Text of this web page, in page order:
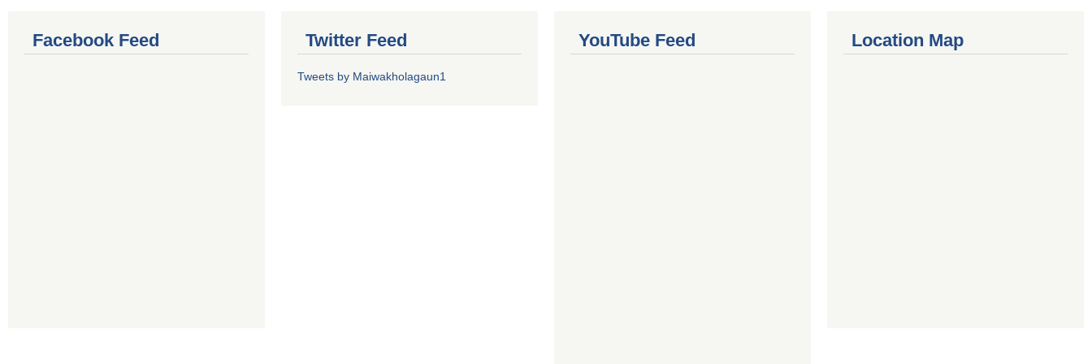
Facebook Feed Twitter Feed
Tweets by Maiwakholagaun1
YouTube Feed Location Map